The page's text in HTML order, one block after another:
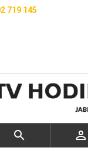
719 145
 